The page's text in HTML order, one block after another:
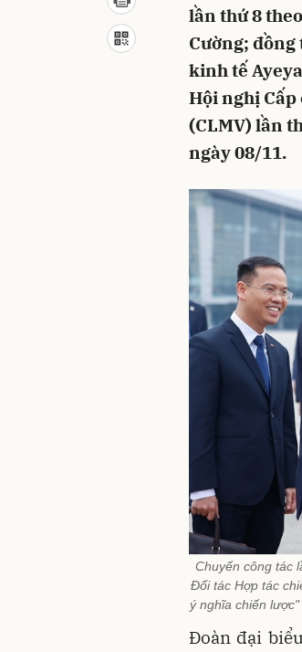
lần thứ 8
Cường; đồng
kinh tế
Hội nghị
(CLMV) lần
ngày 08/11.
Chuyến công tác
Đối tác Hợp tác
ý nghĩa chiến
Đoàn đại